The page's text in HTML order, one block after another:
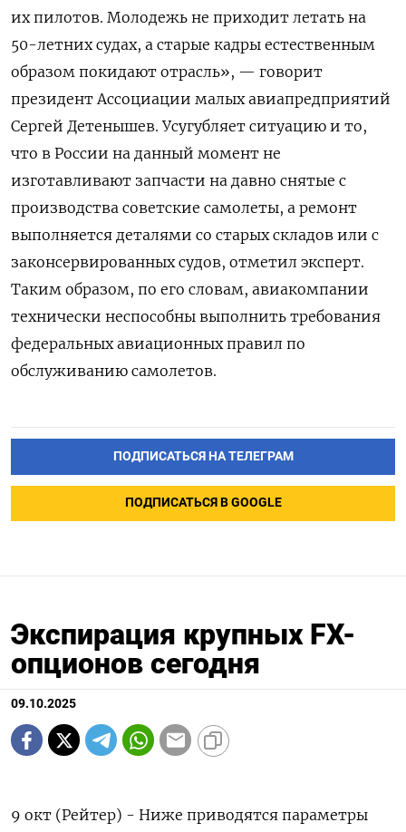
их пилотов. Молодежь не приходит летать на
50-летних судах, а старые кадры естественным
образом покидают отрасль», — говорит
президент Ассоциации малых авиапредприятий
Сергей Детенышев. Усугубляет ситуацию и то,
что в России на данный момент не
изготавливают запчасти на давно снятые с
производства советские самолеты, а ремонт
выполняется деталями со старых складов или с
законсервированных судов, отметил эксперт.
Таким образом, по его словам, авиакомпании
технически неспособны выполнить требования
федеральных авиационных правил по
обслуживанию самолетов.
ПОДПИСАТЬСЯ НА ТЕЛЕГРАМ
ПОДПИСАТЬСЯ В GOOGLE
Экспирация крупных FX-
опционов сегодня
09.10.2025
9 окт (Рейтер) - Ниже приводятся параметры